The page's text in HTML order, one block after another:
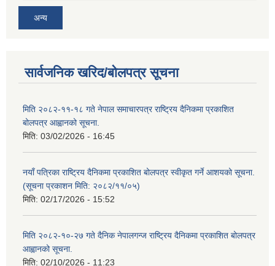
अन्य
सार्वजनिक खरिद/बोलपत्र सूचना
मिति २०८२-११-१८ गते नेपाल समाचारपत्र राष्ट्रिय दैनिकमा प्रकाशित
बोलपत्र आह्वानको सूचना.
मिति: 03/02/2026 - 16:45
नयाँ पत्रिका राष्ट्रिय दैनिकमा प्रकाशित बोलपत्र स्वीकृत गर्ने आशयको सूचना.
(सूचना प्रकाशन मिति: २०८२/११/०५)
मिति: 02/17/2026 - 15:52
मिति २०८२-१०-२७ गते दैनिक नेपालगन्ज राष्ट्रिय दैनिकमा प्रकाशित बोलपत्र
आह्वानको सूचना.
मिति: 02/10/2026 - 11:23